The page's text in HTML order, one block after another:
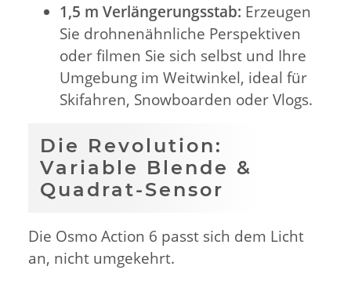
1,5 m Verlängerungsstab: Erzeugen
Sie drohnenähnliche Perspektiven
oder filmen Sie sich selbst und Ihre
Umgebung im Weitwinkel, ideal für
Skifahren, Snowboarden oder Vlogs.
Die Revolution:
Variable Blende &
Quadrat-Sensor
Die Osmo Action 6 passt sich dem Licht
an, nicht umgekehrt.